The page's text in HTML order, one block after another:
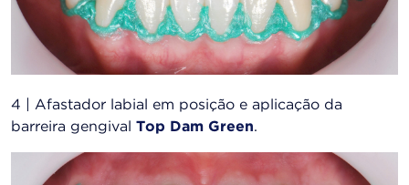
4 | Afastador labial em posição e aplicação da
barreira gengival Top Dam Green.